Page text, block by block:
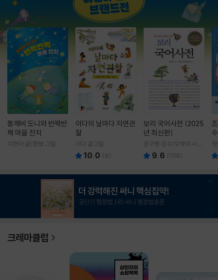
똥깨비 도니와 반짝반
짝 마을 잔치
이현아 글/핸짱 그림
이다의 날마다 자연관
찰
이다 글그림
10.0 (9)
보리 국어사전 (2025
년 최신판)
윤구병 감수/토박이 사전
편찬실 편
9.6 (158)
크레마클럽